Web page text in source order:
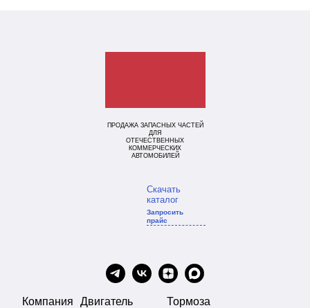
ПРОДАЖА ЗАПАСНЫХ ЧАСТЕЙ
ДЛЯ
ОТЕЧЕСТВЕННЫХ
КОММЕРЧЕСКИХ
АВТОМОБИЛЕЙ
Скачать
каталог
Запросить
прайс
Компания
Двигатель
Тормоза